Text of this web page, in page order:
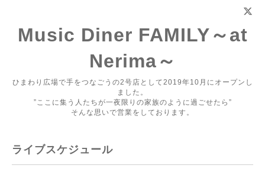
Music Diner FAMILY～at
Nerima～
ひまわり広場で手をつなごうの2号店として2019年10月にオープンし
ました。
”ここに集う人たちが一夜限りの家族のように過ごせたら”
そんな思いで営業をしております。
ライブスケジュール